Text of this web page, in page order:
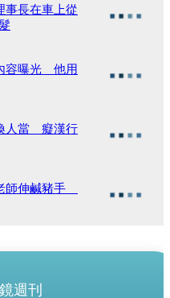
事長在車上從
容曝光 他用
人當 癡漢行
師伸鹹豬手
週刊